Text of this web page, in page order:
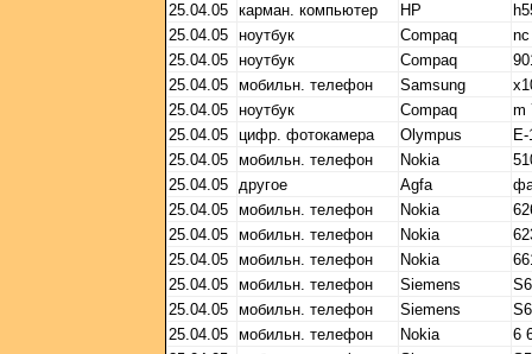
25.04.05 карман. компьютер HP
25.04.05 ноутбук Compaq
nc
25.04.05 ноутбук Compaq
25.04.05 мобильн. телефон Samsung
25.04.05 ноутбук Compaq
m
25.04.05 цифр. фотокамера Olympus
25.04.05 мобильн. телефон Nokia
25.04.05 другое Agfa
25.04.05 мобильн. телефон Nokia
25.04.05 мобильн. телефон Nokia
25.04.05 мобильн. телефон Nokia
25.04.05 мобильн. телефон Siemens
25.04.05 мобильн. телефон Siemens
25.04.05 мобильн. телефон Nokia
6